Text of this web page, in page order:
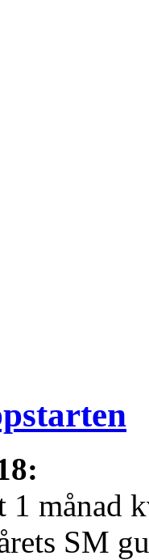
:
1 månad
SM